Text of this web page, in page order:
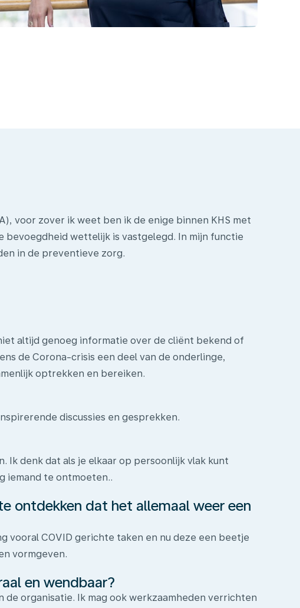
voor zover ik weet ben ik de enige binnen KHS met
bevoegdheid wettelijk is vastgelegd. In mijn functie
in de preventieve zorg.
altijd genoeg informatie over de cliënt bekend of
de Corona-crisis een deel van de onderlinge,
optrekken en bereiken.
discussies en gesprekken.
Ik denk dat als je elkaar op persoonlijk vlak kunt
iemand te ontmoeten..
ontdekken dat het allemaal weer een
vooral COVID gerichte taken en nu deze een beetje
vormgeven.
en wendbaar?
de organisatie. Ik mag ook werkzaamheden verrichten